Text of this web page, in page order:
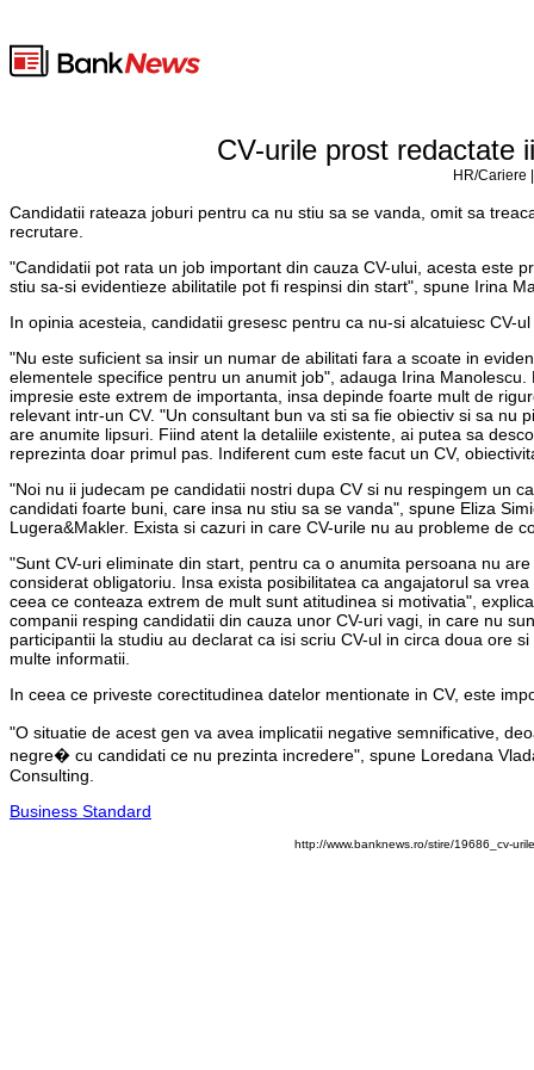
CV-urile prost redactate
HR/Cariere
Candidatii rateaza joburi pentru ca nu stiu sa se vanda, omit sa
recrutare.
"Candidatii pot rata un job important din cauza CV-ului, acesta este
stiu sa-si evidentieze abilitatile pot fi respinsi din start", spune Irina
In opinia acesteia, candidatii gresesc pentru ca nu-si alcatuiesc CV-
"Nu este suficient sa insir un numar de abilitati fara a scoate in
elementele specifice pentru un anumit job", adauga Irina
impresie este extrem de importanta, insa depinde foarte mult de
relevant intr-un CV. "Un consultant bun va sti sa fie obiectiv si sa
are anumite lipsuri. Fiind atent la detaliile existente, ai putea sa
reprezinta doar primul pas. Indiferent cum este facut un CV,
"Noi nu ii judecam pe candidatii nostri dupa CV si nu respingem un
candidati foarte buni, care insa nu stiu sa se vanda", spune Eliza
Lugera&Makler. Exista si cazuri in care CV-urile nu au probleme de
"Sunt CV-uri eliminate din start, pentru ca o anumita persoana nu
considerat obligatoriu. Insa exista posibilitatea ca angajatorul sa
ceea ce conteaza extrem de mult sunt atitudinea si motivatia",
companii resping candidatii din cauza unor CV-uri vagi, in care nu
participantii la studiu au declarat ca isi scriu CV-ul in circa doua ore
multe informatii.
In ceea ce priveste corectitudinea datelor mentionate in CV, este
"O situatie de acest gen va avea implicatii negative semnificative,
negre� cu candidati ce nu prezinta incredere", spune Loredana
Consulting.
Business Standard
http://www.banknews.ro/stire/19686_cv-